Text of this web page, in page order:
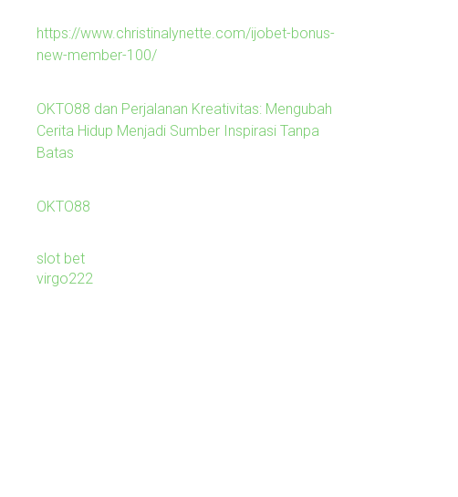
https://www.christinalynette.com/ijobet-bonus-
new-member-100/
OKTO88 dan Perjalanan Kreativitas: Mengubah
Cerita Hidup Menjadi Sumber Inspirasi Tanpa
Batas
OKTO88
slot bet
virgo222